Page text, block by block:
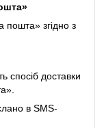
згідно з
спосіб доставки
в SMS-